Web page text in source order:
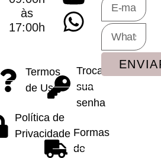
às
17:00h
Termos
de Uso
Política de
Privacidade
Trocar
sua
senha
Formas
de